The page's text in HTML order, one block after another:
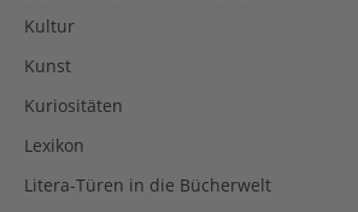
Kultur
Kunst
Kuriositäten
Lexikon
Litera-Türen in die Bücherwelt